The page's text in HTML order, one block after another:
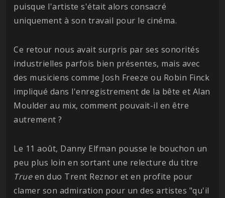
puisque l'artiste s'était alors consacré
uniquement à son travail pour le cinéma.
Ce retour nous avait surpris par ses sonorités
industrielles parfois bien présentes, mais avec
des musiciens comme Josh Freeze ou Robin Finck
impliqué dans l'enregistrement de la bête et Alan
Moulder au mix, comment pouvait-il en être
autrement ?
Le 11 août, Danny Elfman pousse le bouchon un
peu plus loin en sortant une relecture du titre
Trueen duo Trent Reznor et en profite pour
clamer son admiration pour un des artistes "qu'il